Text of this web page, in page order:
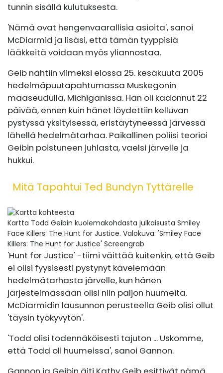
tunnin sisällä kulutuksesta.
'Nämä ovat hengenvaarallisia asioita', sanoi
McDiarmid ja lisäsi, että tämän tyyppisiä
lääkkeitä voidaan myös yliannostaa.
Geib nähtiin viimeksi elossa 25. kesäkuuta 2005
hedelmäpuutapahtumassa Muskegonin
maaseudulla, Michiganissa. Hän oli kadonnut 22
päivää, ennen kuin hänet löydettiin kelluvan
pystyssä yksityisessä, eristäytyneessä järvessä
lähellä hedelmätarhaa. Paikallinen poliisi teorioi
Geibin poistuneen juhlasta, vaelsi järvelle ja
hukkui.
Mitä Tapahtui Ted Bundyn Tyttärelle
Kartta Todd Geibin kuolemakohdasta julkaisusta Smiley
Face Killers: The Hunt for Justice. Valokuva: 'Smiley Face
Killers: The Hunt for Justice' Screengrab
'Hunt for Justice' -tiimi väittää kuitenkin, että Geib
ei olisi fyysisesti pystynyt kävelemään
hedelmätarhasta järvelle, kun hänen
järjestelmässään olisi niin paljon huumeita.
McDiarmidin lausunnon perusteella Geib olisi ollut
'täysin työkyvytön'.
'Todd olisi todennäköisesti tajuton ... Uskomme,
että Todd oli huumeissa', sanoi Gannon.